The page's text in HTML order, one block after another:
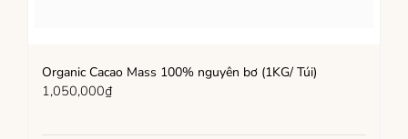
Organic Cacao Mass 100% nguyên bơ (1KG/ Túi)
1,050,000₫